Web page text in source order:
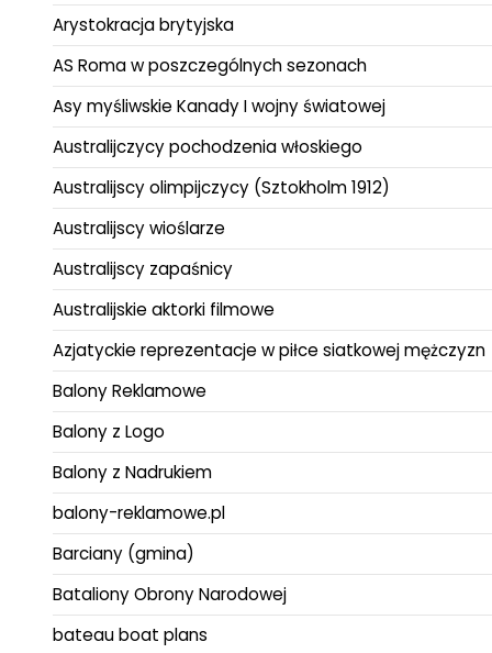
Arystokracja brytyjska
AS Roma w poszczególnych sezonach
Asy myśliwskie Kanady I wojny światowej
Australijczycy pochodzenia włoskiego
Australijscy olimpijczycy (Sztokholm 1912)
Australijscy wioślarze
Australijscy zapaśnicy
Australijskie aktorki filmowe
Azjatyckie reprezentacje w piłce siatkowej mężczyzn
Balony Reklamowe
Balony z Logo
Balony z Nadrukiem
balony-reklamowe.pl
Barciany (gmina)
Bataliony Obrony Narodowej
bateau boat plans